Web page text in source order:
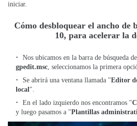
iniciar.
Cómo desbloquear el ancho de
10, para acelerar la
Nos ubicamos en la barra de búsqueda
gpedit.msc, seleccionamos la primera
Se abrirá una ventana llamada "Editor
local".
En el lado izquierdo nos encontramos "
y luego pasamos a "Plantillas